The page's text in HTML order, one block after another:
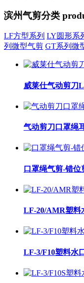
滨州气剪分类
LF方型系列 LY圆形系
列微型气剪 GT系列微
威莱仕气动剪刀
气动剪刀口罩绳
口罩绳气剪-错
LF-20/AMR塑料
LF-3/F10塑料水